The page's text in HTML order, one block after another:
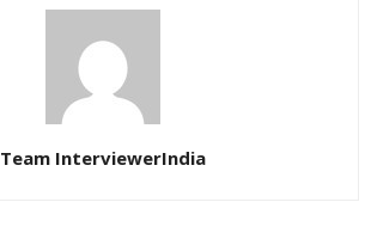
Team InterviewerIndia